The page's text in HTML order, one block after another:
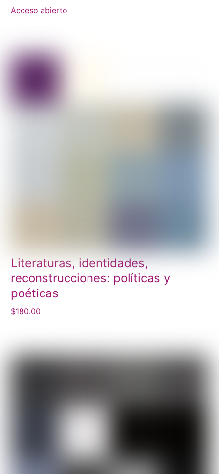
Acceso abierto
Literaturas, identidades,
reconstrucciones: políticas y
poéticas
$180.00